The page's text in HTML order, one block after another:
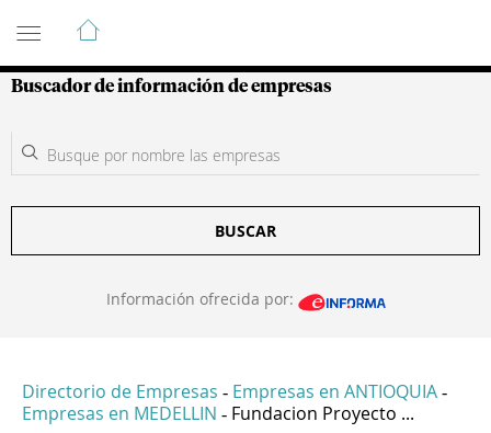
Guía de Empresas Colombianas
Buscador de información de empresas
BUSCAR
Información ofrecida por:
Directorio de Empresas - Empresas en ANTIOQUIA -
Empresas en MEDELLIN - Fundacion Proyecto ...